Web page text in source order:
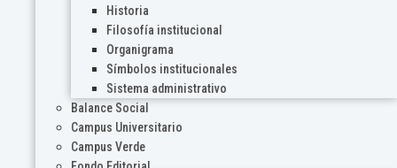
Historia
Filosofía institucional
Organigrama
Símbolos institucionales
Sistema administrativo
Balance Social
Campus Universitario
Campus Verde